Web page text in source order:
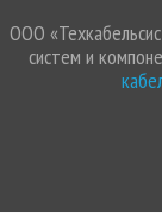
ООО
систем и